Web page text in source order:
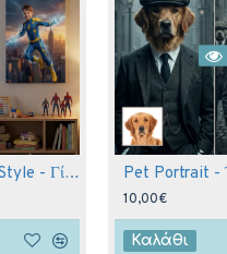
Πορτρέτο Hero Style - Γίνε Υπερήρωας
10,00€
Καλάθι